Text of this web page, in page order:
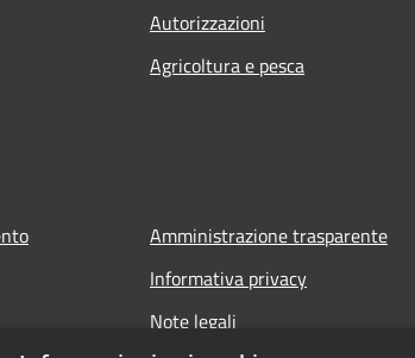
Autorizzazioni
Agricoltura e pesca
Amministrazione trasparente
Informativa privacy
Note legali